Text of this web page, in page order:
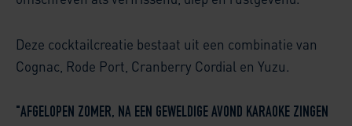
Deze cocktailcreatie bestaat uit een combinatie van
Cognac, Rode Port, Cranberry Cordial en Yuzu.
"AFGELOPEN ZOMER, NA EEN GEWELDIGE AVOND KARAOKE ZINGEN